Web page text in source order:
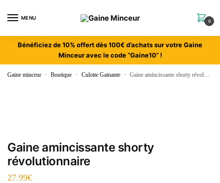
MENU
0
Bénéficiez de 10% offert dès 100€ d’achats sur votre Gaine
Minceur avec le code “Gaine10” !
Gaine minceur » Boutique » Culotte Gainante » Gaine amincissante shorty révolutionnaire
Gaine amincissante shorty
révolutionnaire
27.99€